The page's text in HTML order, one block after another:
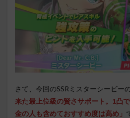
さて、今回のSSRミスターシービー
来た最上位級の賢さサポート。1凸
金の人も含めておすすめ度は高め」